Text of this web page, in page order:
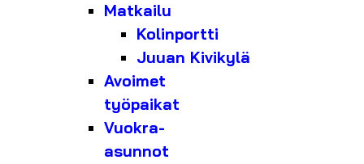
Matkailu
Kolinportti
Juuan Kivikylä
Avoimet
työpaikat
Vuokra-
asunnot